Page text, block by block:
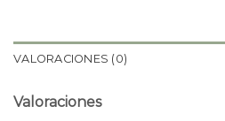
VALORACIONES (0)
Valoraciones